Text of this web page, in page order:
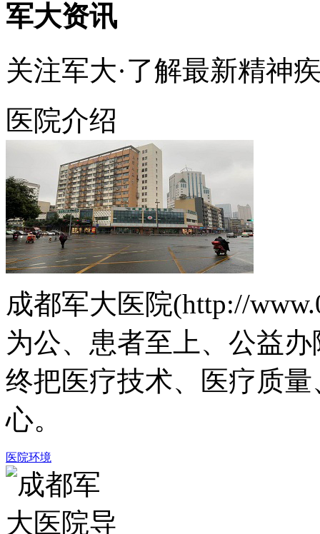
军大资讯
关注军大·了解最新精神
医院介绍
成都军大医院(http://
为公、患者至上、公益
终把医疗技术、医疗质
心。
医院环境